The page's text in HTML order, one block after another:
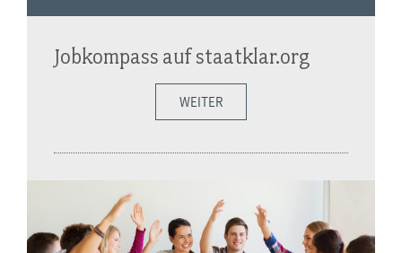
Jobkompass auf staatklar.org
WEITER